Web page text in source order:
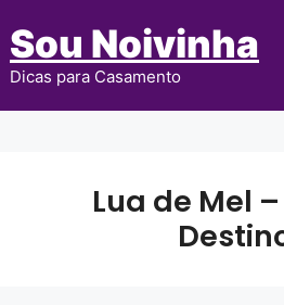
para
Sou Noivinha
Dicas para Casamento
Lua de Mel